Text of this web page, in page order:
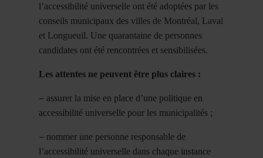
l’accessibilité universelle ont été adoptées par les
conseils municipaux des villes de Montréal, Laval
et Longueuil. Une quarantaine de personnes
candidates ont été rencontrées et sensibilisées.
Les attentes ne peuvent être plus claires :
– assurer la mise en place d’une politique en
accessibilité universelle pour les municipalités ;
– nommer une personne responsable de
l’accessibilité universelle dans chaque instance